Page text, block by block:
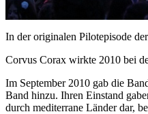
In der originalen Pilotepisode
Corvus Corax wirkte 2010 bei
Im September 2010 gab die
Band hinzu. Ihren Einstand
durch mediterrane Länder dar,